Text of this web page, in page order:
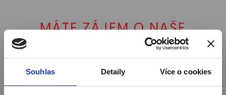
Souhlas Detaily Více o cookies
MÁTE ZÁJEM O NAŠE